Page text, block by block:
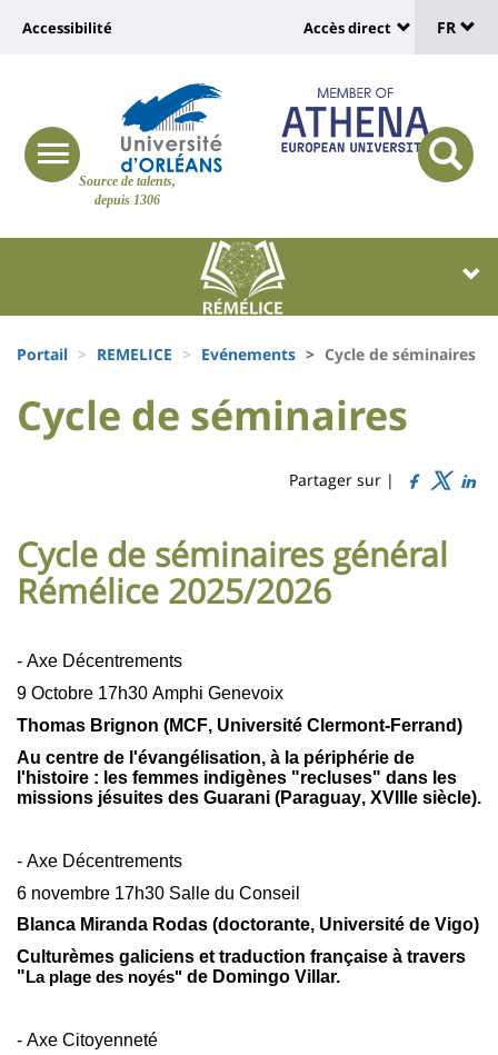
Site
Source de talents,
depuis 1306
Recherche
responsive
menu
button
Université
vers
page
accessibilité
Accessibilité
:
Shortcut
links
Accès direct
de
FR
Block
liste
des
composantes
d'Ariane
Portail REMELICE Evénements Cycle de séminaires
University
University
Titre
Cycle de séminaires
Partager sur |
Contenu
de
la
page
principale
Cycle de séminaires général
Rémélice 2025/2026
- Axe Décentrements
9 Octobre 17h30 Amphi Genevoix
Thomas Brignon (MCF, Université Clermont-Ferrand)
Au centre de l'évangélisation, à la périphérie de
l'histoire : les femmes indigènes "recluses" dans les
missions jésuites des Guarani (Paraguay, XVIIIe siècle).
- Axe Décentrements
6 novembre 17h30 Salle du Conseil
Blanca Miranda Rodas (doctorante, Université de Vigo)
Culturèmes galiciens et traduction française à travers
" La plage des noyés" de Domingo Villar.
- Axe Citoyenneté